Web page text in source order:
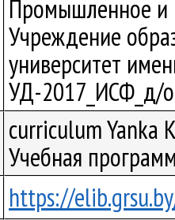
Промышленное и
Учреждение
университет
УД-2017_ИСФ_д/
curriculum Yanka
Учебная
https://